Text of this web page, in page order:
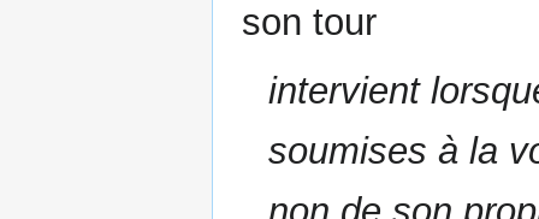
son tour
intervient
soumises à la